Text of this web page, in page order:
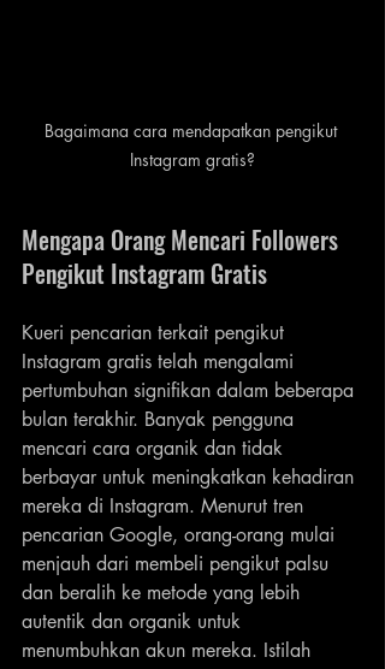
Bagaimana cara mendapatkan pengikut
Instagram gratis?
Mengapa Orang Mencari Followers
Pengikut Instagram Gratis
Kueri pencarian terkait pengikut
Instagram gratis telah mengalami
pertumbuhan signifikan dalam beberapa
bulan terakhir. Banyak pengguna
mencari cara organik dan tidak
berbayar untuk meningkatkan kehadiran
mereka di Instagram. Menurut tren
pencarian Google, orang-orang mulai
menjauh dari membeli pengikut palsu
dan beralih ke metode yang lebih
autentik dan organik untuk
menumbuhkan akun mereka. Istilah